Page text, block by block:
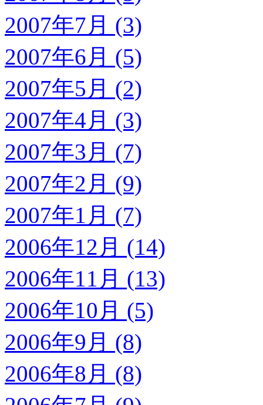
2007年7月 (3)
2007年6月 (5)
2007年5月 (2)
2007年4月 (3)
2007年3月 (7)
2007年2月 (9)
2007年1月 (7)
2006年12月 (14)
2006年11月 (13)
2006年10月 (5)
2006年9月 (8)
2006年8月 (8)